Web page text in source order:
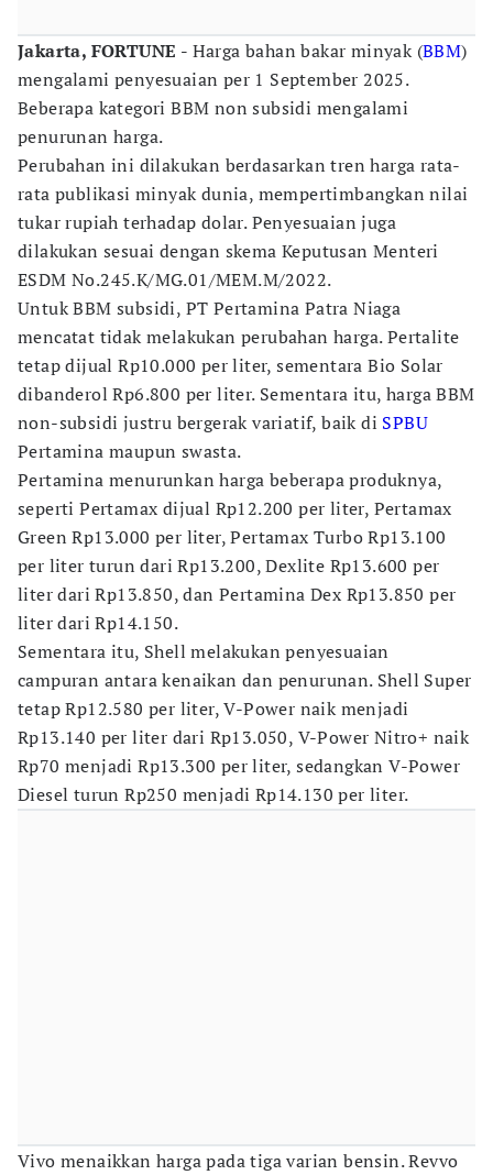
Jakarta, FORTUNE - Harga bahan bakar minyak (BBM)
mengalami penyesuaian per 1 September 2025.
Beberapa kategori BBM non subsidi mengalami
penurunan harga.
Perubahan ini dilakukan berdasarkan tren harga rata-
rata publikasi minyak dunia, mempertimbangkan nilai
tukar rupiah terhadap dolar. Penyesuaian juga
dilakukan sesuai dengan skema Keputusan Menteri
ESDM No.245.K/MG.01/MEM.M/2022.
Untuk BBM subsidi, PT Pertamina Patra Niaga
mencatat tidak melakukan perubahan harga. Pertalite
tetap dijual Rp10.000 per liter, sementara Bio Solar
dibanderol Rp6.800 per liter. Sementara itu, harga BBM
non-subsidi justru bergerak variatif, baik di SPBU
Pertamina maupun swasta.
Pertamina menurunkan harga beberapa produknya,
seperti Pertamax dijual Rp12.200 per liter, Pertamax
Green Rp13.000 per liter, Pertamax Turbo Rp13.100
per liter turun dari Rp13.200, Dexlite Rp13.600 per
liter dari Rp13.850, dan Pertamina Dex Rp13.850 per
liter dari Rp14.150.
Sementara itu, Shell melakukan penyesuaian
campuran antara kenaikan dan penurunan. Shell Super
tetap Rp12.580 per liter, V-Power naik menjadi
Rp13.140 per liter dari Rp13.050, V-Power Nitro+ naik
Rp70 menjadi Rp13.300 per liter, sedangkan V-Power
Diesel turun Rp250 menjadi Rp14.130 per liter.
Vivo menaikkan harga pada tiga varian bensin. Revvo